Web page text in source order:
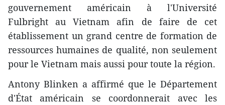
gouvernement américain à l'Université
Fulbright au Vietnam afin de faire de cet
établissement un grand centre de formation de
ressources humaines de qualité, non seulement
pour le Vietnam mais aussi pour toute la région.
Antony Blinken a affirmé que le Département
d'État américain se coordonnerait avec les